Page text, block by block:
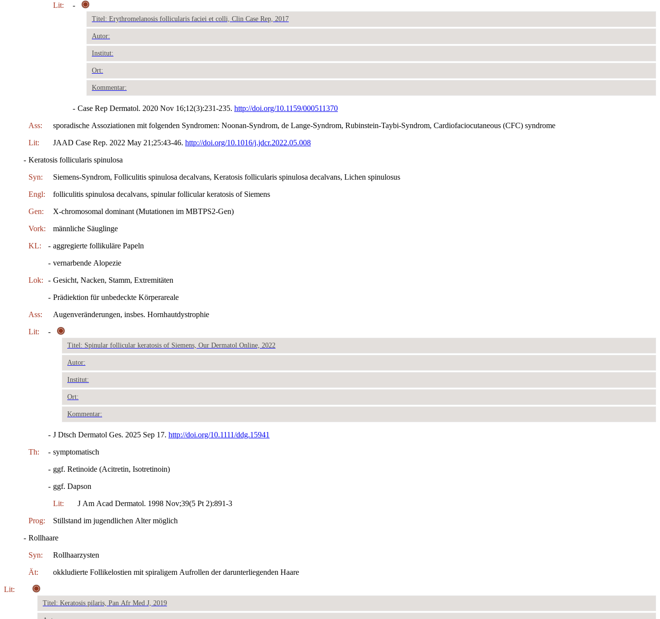
Lit: -
Titel: Erythromelanosis follicularis faciei et colli, Clin Case Rep, 2017
Autor:
Institut:
Ort:
Kommentar:
- Case Rep Dermatol. 2020 Nov 16;12(3):231-235. http://doi.org/10.1159/000511370
Ass: sporadische Assoziationen mit folgenden Syndromen: Noonan-Syndrom, de Lange-Syndrom, Rubinstein-Taybi-Syndrom, Cardiofaciocutaneous (CFC) syndrome
Lit: JAAD Case Rep. 2022 May 21;25:43-46. http://doi.org/10.1016/j.jdcr.2022.05.008
- Keratosis follicularis spinulosa
Syn: Siemens-Syndrom, Folliculitis spinulosa decalvans, Keratosis follicularis spinulosa decalvans, Lichen spinulosus
Engl: folliculitis spinulosa decalvans, spinular follicular keratosis of Siemens
Gen: X-chromosomal dominant (Mutationen im MBTPS2-Gen)
Vork: männliche Säuglinge
KL: - aggregierte follikuläre Papeln
- vernarbende Alopezie
Lok: - Gesicht, Nacken, Stamm, Extremitäten
- Prädiektion für unbedeckte Körperareale
Ass: Augenveränderungen, insbes. Hornhautdystrophie
Lit: -
Titel: Spinular follicular keratosis of Siemens, Our Dermatol Online, 2022
Autor:
Institut:
Ort:
Kommentar:
- J Dtsch Dermatol Ges. 2025 Sep 17. http://doi.org/10.1111/ddg.15941
Th: - symptomatisch
- ggf. Retinoide (Acitretin, Isotretinoin)
- ggf. Dapson
Lit: J Am Acad Dermatol. 1998 Nov;39(5 Pt 2):891-3
Prog: Stillstand im jugendlichen Alter möglich
- Rollhaare
Syn: Rollhaarzysten
Ät: okkludierte Follikelostien mit spiraligem Aufrollen der darunterliegenden Haare
Lit:
Titel: Keratosis pilaris, Pan Afr Med J, 2019